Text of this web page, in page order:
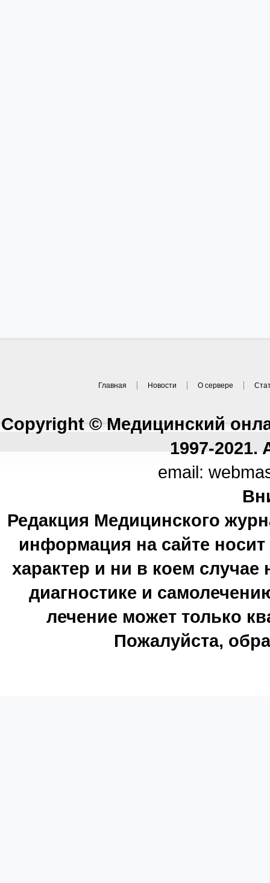
Главная Новости О сервере
Copyright © Медицинский
1997-2021.
email:
Редакция Медицинского
информация на сайте
характер и ни в коем
диагностике и
лечение может только
Пожалуйста,